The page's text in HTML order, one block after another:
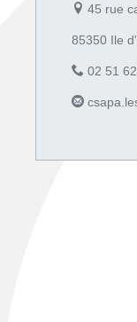
45 rue
85350 Ile
02 51